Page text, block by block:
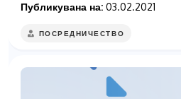
Публикувана на: 03.02.2021
ПОСРЕДНИЧЕСТВО